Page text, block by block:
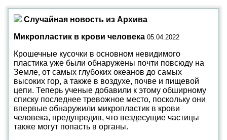
Случайная новость из Архива
Микропластик в крови человека 05.04.2022
Крошечные кусочки в основном невидимого
пластика уже были обнаружены почти повсюду на
Земле, от самых глубоких океанов до самых
высоких гор, а также в воздухе, почве и пищевой
цепи. Теперь ученые добавили к этому обширному
списку последнее тревожное место, поскольку они
впервые обнаружили микропластик в крови
человека, предупредив, что вездесущие частицы
также могут попасть в органы.